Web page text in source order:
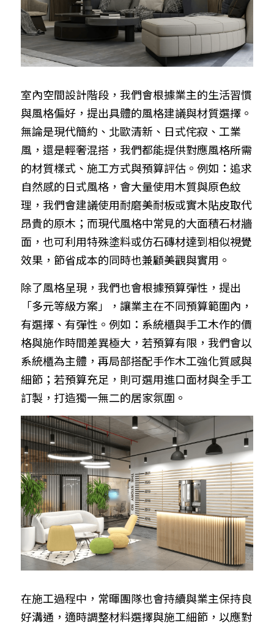
室內空間設計階段，我們會根據業主的生活習慣
與風格偏好，提出具體的風格建議與材質選擇。
無論是現代簡約、北歐清新、日式侘寂、工業
風，還是輕奢混搭，我們都能提供對應風格所需
的材質樣式、施工方式與預算評估。例如：追求
自然感的日式風格，會大量使用木質與原色紋
理，我們會建議使用耐磨美耐板或實木貼皮取代
昂貴的原木；而現代風格中常見的大面積石材牆
面，也可利用特殊塗料或仿石磚材達到相似視覺
效果，節省成本的同時也兼顧美觀與實用。
除了風格呈現，我們也會根據預算彈性，提出
「多元等級方案」，讓業主在不同預算範圍內，
有選擇、有彈性。例如：系統櫃與手工木作的價
格與施作時間差異極大，若預算有限，我們會以
系統櫃為主體，再局部搭配手作木工強化質感與
細節；若預算充足，則可選用進口面材與全手工
訂製，打造獨一無二的居家氛圍。
在施工過程中，常暉團隊也會持續與業主保持良
好溝通，適時調整材料選擇與施工細節，以應對